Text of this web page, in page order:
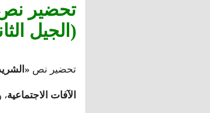
تحضير نص
(الجيل
تحضير نص
الآفات الاجتماعية